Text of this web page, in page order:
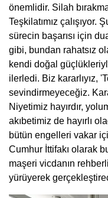
önemlidir. Silah
Teşkilatımız çalışıyor.
sürecin başarısı için
gibi, bundan rahatsız
kendi doğal
ilerledi. Biz kararlıyız,
sevindirmeyeceğiz.
Niyetimiz hayırdır,
akıbetimiz de hayırlı
bütün engelleri vakar
Cumhur İttifakı olarak
maşeri vicdanın
yürüyerek